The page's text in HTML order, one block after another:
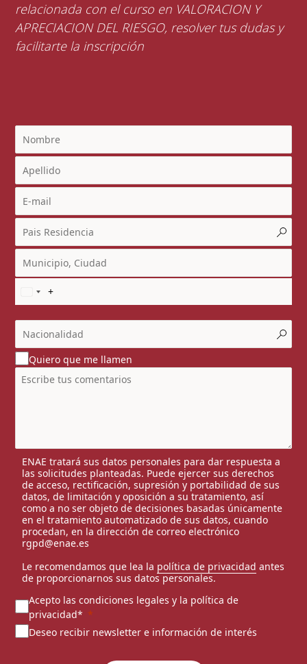
relacionada con el curso en VALORACION Y
APRECIACION DEL RIESGO, resolver tus dudas y
facilitarte la inscripción
Quiero que me llamen
ENAE tratará sus datos personales para dar respuesta a
las solicitudes planteadas. Puede ejercer sus derechos
de acceso, rectificación, supresión y portabilidad de sus
datos, de limitación y oposición a su tratamiento, así
como a no ser objeto de decisiones basadas únicamente
en el tratamiento automatizado de sus datos, cuando
procedan, en la dirección de correo electrónico
rgpd@enae.es
Le recomendamos que lea la política de privacidad antes
de proporcionarnos sus datos personales.
Acepto las condiciones legales y la política de
privacidad*
Deseo recibir newsletter e información de interés